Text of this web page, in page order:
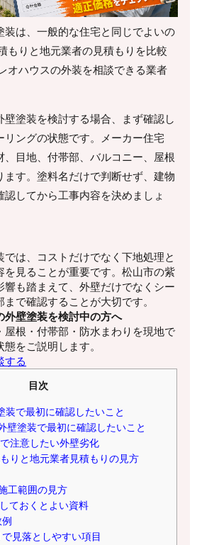
装は、一般的な住宅と同じでよいの
もりと地元業者の見積もりを比較
オハウスの外装を相談できる業者
壁塗装を検討する場合、まず確認し
リングの状態です。メーカー住宅
、目地、付帯部、バルコニー、屋根
ます。塗料名だけで判断せず、建物
してから工事内容を決めましょ
では、コストだけでなく下地処理と
を見ることが重要です。松山市の紫
響も踏まえて、外壁だけでなくシー
で確認することが大切です。
外壁塗装を検討中の方へ
屋根・付帯部・防水まわりを現地で
をご説明します。
する
目次
装で最初に確認したいこと
壁塗装で最初に確認したいこと
注意したい外壁劣化
りと地元業者見積もりの見方
工範囲の見方
ておくとよい資料
見落としやすい項目